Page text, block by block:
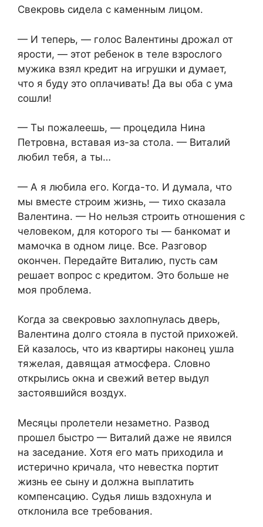
Свекровь сидела с каменным лицом.
— И теперь, — голос Валентины дрожал от
ярости, — этот ребенок в теле взрослого
мужика взял кредит на игрушки и думает,
что я буду это оплачивать! Да вы оба с ума
сошли!
— Ты пожалеешь, — процедила Нина
Петровна, вставая из-за стола. — Виталий
любил тебя, а ты…
— А я любила его. Когда-то. И думала, что
мы вместе строим жизнь, — тихо сказала
Валентина. — Но нельзя строить отношения с
человеком, для которого ты — банкомат и
мамочка в одном лице. Все. Разговор
окончен. Передайте Виталию, пусть сам
решает вопрос с кредитом. Это больше не
моя проблема.
Когда за свекровью захлопнулась дверь,
Валентина долго стояла в пустой прихожей.
Ей казалось, что из квартиры наконец ушла
тяжелая, давящая атмосфера. Словно
открылись окна и свежий ветер выдул
застоявшийся воздух.
Месяцы пролетели незаметно. Развод
прошел быстро — Виталий даже не явился
на заседание. Хотя его мать приходила и
истерично кричала, что невестка портит
жизнь ее сыну и должна выплатить
компенсацию. Судья лишь вздохнула и
отклонила все требования.